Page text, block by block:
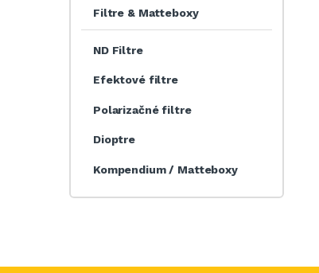
Filtre & Matteboxy
ND Filtre
Efektové filtre
Polarizačné filtre
Dioptre
Kompendium / Matteboxy